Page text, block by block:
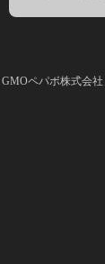
GMOペパボ株式会社